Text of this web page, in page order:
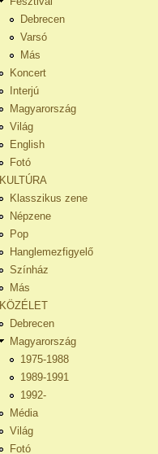
Debrecen
Varsó
Más
Koncert
Interjú
Magyarország
Világ
English
Fotó
KULTÚRA
Klasszikus zene
Népzene
Pop
Hanglemezfigyelő
Színház
Más
KÖZÉLET
Debrecen
Magyarország
1975-1988
1989-1991
1992-
Média
Világ
Fotó